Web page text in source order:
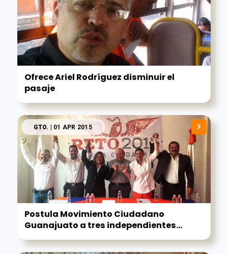
Ofrece Ariel Rodríguez disminuir el
pasaje
GTO. | 01 APR 2015
Postula Movimiento Ciudadano
Guanajuato a tres independientes...